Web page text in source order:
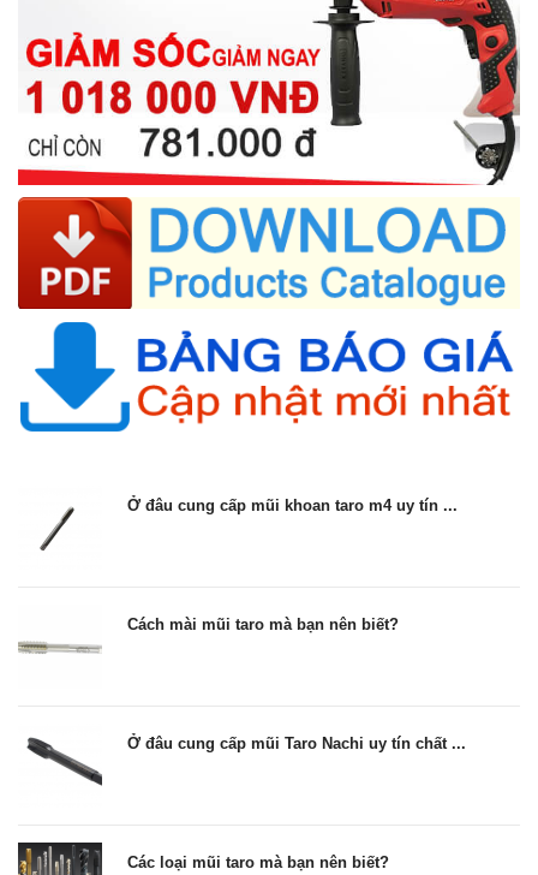
Ở đâu cung cấp mũi khoan taro m4 uy tín ...
Cách mài mũi taro mà bạn nên biết?
Ở đâu cung cấp mũi Taro Nachi uy tín chất ...
Các loại mũi taro mà bạn nên biết?